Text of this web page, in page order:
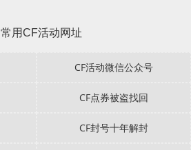
常用CF活动网址
CF活动微信公众号
CF点券被盗找回
CF封号十年解封